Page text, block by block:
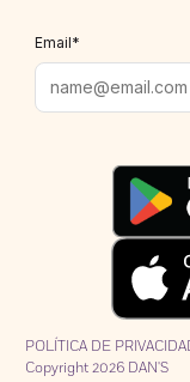
Email*
Copyright 2026 DAN'S
POLÍTICA DE